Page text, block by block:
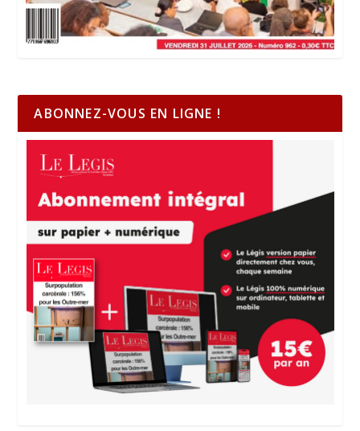
ABONNEZ-VOUS EN LIGNE !